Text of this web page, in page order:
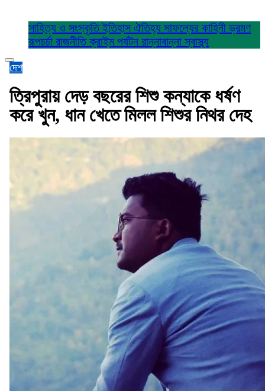
সাহিত্য ও সংস্কৃতিইতিহাস ঐতিহ্য সাফল্যের কাহিনীভ্রমণ
রূপচর্চা রাজনীতিক্রাইম পর্যটন রান্নাবান্নাস্বাস্থ্য
দেশ
ত্রিপুরায় দেড় বছরের শিশু কন্যাকে ধর্ষণ
করে খুন, ধান খেতে মিলল শিশুর নিথর দেহ